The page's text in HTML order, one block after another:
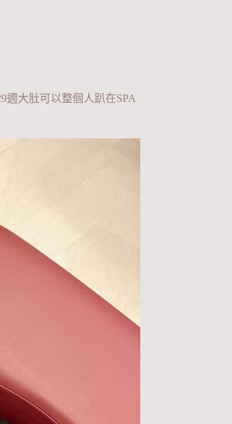
大肚可以整個人趴在SPA